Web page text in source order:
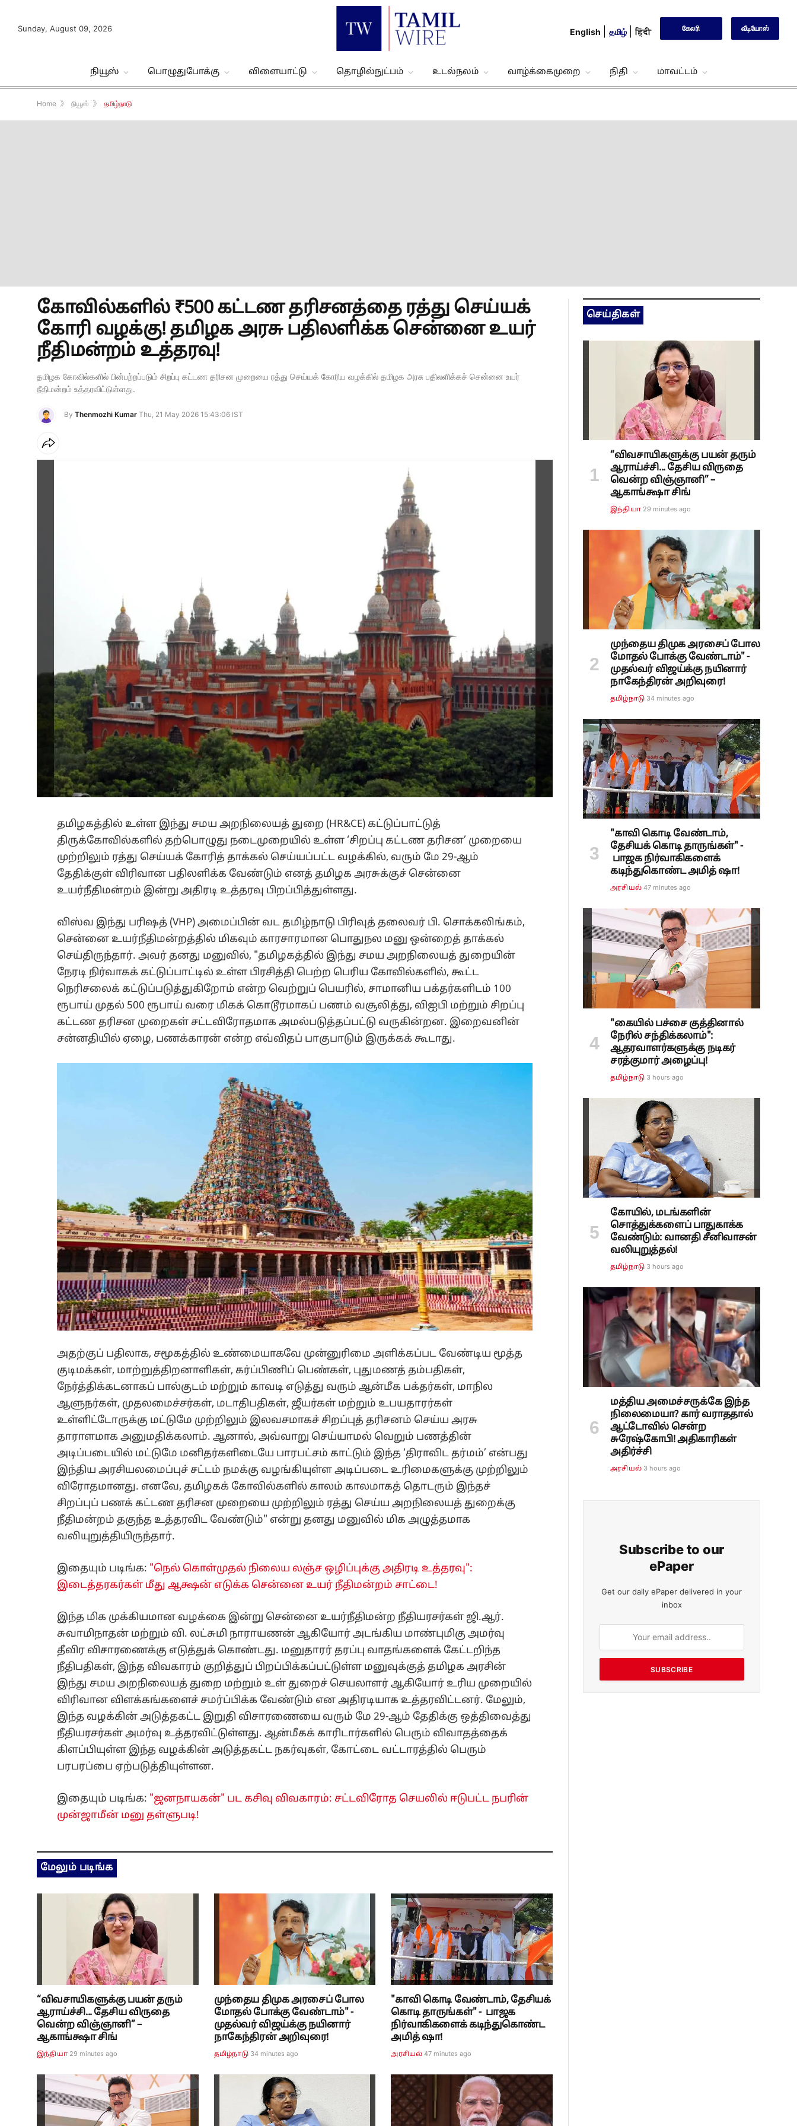
Sunday, August 09, 2026 English தமிழ் हिंदी கேலரி வீடியோஸ்
நியூஸ் பொழுதுபோக்கு விளையாட்டு தொழில்நுட்பம் உடல்நலம் வாழ்க்கைமுறை நிதி மாவட்டம்
Home 》 நியூஸ் 》 தமிழ்நாடு
கோவில்களில் ₹500 கட்டண தரிசனத்தை ரத்து செய்யக்
கோரி வழக்கு! தமிழக அரசு பதிலளிக்க சென்னை உயர்
நீதிமன்றம் உத்தரவு!
தமிழக கோவில்களில் பின்பற்றப்படும் சிறப்பு கட்டண தரிசன முறையை ரத்து செய்யக் கோரிய வழக்கில் தமிழக அரசு பதிலளிக்கச் சென்னை உயர்
நீதிமன்றம் உத்தரவிட்டுள்ளது.
By Thenmozhi Kumar Thu, 21 May 2026 15:43:06 IST
தமிழகத்தில் உள்ள இந்து சமய அறநிலையத் துறை (HR&CE) கட்டுப்பாட்டுத்
திருக்கோவில்களில் தற்பொழுது நடைமுறையில் உள்ள ‘சிறப்பு கட்டண தரிசன’ முறையை
முற்றிலும் ரத்து செய்யக் கோரித் தாக்கல் செய்யப்பட்ட வழக்கில், வரும் மே 29-ஆம்
தேதிக்குள் விரிவான பதிலளிக்க வேண்டும் எனத் தமிழக அரசுக்குச் சென்னை
உயர்நீதிமன்றம் இன்று அதிரடி உத்தரவு பிறப்பித்துள்ளது.
விஸ்வ இந்து பரிஷத் (VHP) அமைப்பின் வட தமிழ்நாடு பிரிவுத் தலைவர் பி. சொக்கலிங்கம்,
சென்னை உயர்நீதிமன்றத்தில் மிகவும் காரசாரமான பொதுநல மனு ஒன்றைத் தாக்கல்
செய்திருந்தார். அவர் தனது மனுவில், "தமிழகத்தில் இந்து சமய அறநிலையத் துறையின்
நேரடி நிர்வாகக் கட்டுப்பாட்டில் உள்ள பிரசித்தி பெற்ற பெரிய கோவில்களில், கூட்ட
நெரிசலைக் கட்டுப்படுத்துகிறோம் என்ற வெற்றுப் பெயரில், சாமானிய பக்தர்களிடம் 100
ரூபாய் முதல் 500 ரூபாய் வரை மிகக் கொடூரமாகப் பணம் வசூலித்து, விஐபி மற்றும் சிறப்பு
கட்டண தரிசன முறைகள் சட்டவிரோதமாக அமல்படுத்தப்பட்டு வருகின்றன. இறைவனின்
சன்னதியில் ஏழை, பணக்காரன் என்ற எவ்விதப் பாகுபாடும் இருக்கக் கூடாது.
அதற்குப் பதிலாக, சமூகத்தில் உண்மையாகவே முன்னுரிமை அளிக்கப்பட வேண்டிய மூத்த
குடிமக்கள், மாற்றுத்திறனாளிகள், கர்ப்பிணிப் பெண்கள், புதுமணத் தம்பதிகள்,
நேர்த்திக்கடனாகப் பால்குடம் மற்றும் காவடி எடுத்து வரும் ஆன்மீக பக்தர்கள், மாநில
ஆளுநர்கள், முதலமைச்சர்கள், மடாதிபதிகள், ஜீயர்கள் மற்றும் உபயதாரர்கள்
உள்ளிட்டோருக்கு மட்டுமே முற்றிலும் இலவசமாகச் சிறப்புத் தரிசனம் செய்ய அரசு
தாராளமாக அனுமதிக்கலாம். ஆனால், அவ்வாறு செய்யாமல் வெறும் பணத்தின்
அடிப்படையில் மட்டுமே மனிதர்களிடையே பாரபட்சம் காட்டும் இந்த ‘திராவிட தர்மம்’ என்பது
இந்திய அரசியலமைப்புச் சட்டம் நமக்கு வழங்கியுள்ள அடிப்படை உரிமைகளுக்கு முற்றிலும்
விரோதமானது. எனவே, தமிழகக் கோவில்களில் காலம் காலமாகத் தொடரும் இந்தச்
சிறப்புப் பணக் கட்டண தரிசன முறையை முற்றிலும் ரத்து செய்ய அறநிலையத் துறைக்கு
நீதிமன்றம் தகுந்த உத்தரவிட வேண்டும்" என்று தனது மனுவில் மிக அழுத்தமாக
வலியுறுத்தியிருந்தார்.
இதையும் படிங்க: "நெல் கொள்முதல் நிலைய லஞ்ச ஒழிப்புக்கு அதிரடி உத்தரவு":
இடைத்தரகர்கள் மீது ஆக்ஷன் எடுக்க சென்னை உயர் நீதிமன்றம் சாட்டை!
இந்த மிக முக்கியமான வழக்கை இன்று சென்னை உயர்நீதிமன்ற நீதியரசர்கள் ஜி.ஆர்.
சுவாமிநாதன் மற்றும் வி. லட்சுமி நாராயணன் ஆகியோர் அடங்கிய மாண்புமிகு அமர்வு
தீவிர விசாரணைக்கு எடுத்துக் கொண்டது. மனுதாரர் தரப்பு வாதங்களைக் கேட்டறிந்த
நீதிபதிகள், இந்த விவகாரம் குறித்துப் பிறப்பிக்கப்பட்டுள்ள மனுவுக்குத் தமிழக அரசின்
இந்து சமய அறநிலையத் துறை மற்றும் உள் துறைச் செயலாளர் ஆகியோர் உரிய முறையில்
விரிவான விளக்கங்களைச் சமர்ப்பிக்க வேண்டும் என அதிரடியாக உத்தரவிட்டனர். மேலும்,
இந்த வழக்கின் அடுத்தகட்ட இறுதி விசாரணையை வரும் மே 29-ஆம் தேதிக்கு ஒத்திவைத்து
நீதியரசர்கள் அமர்வு உத்தரவிட்டுள்ளது. ஆன்மீகக் காரிடார்களில் பெரும் விவாதத்தைக்
கிளப்பியுள்ள இந்த வழக்கின் அடுத்தகட்ட நகர்வுகள், கோட்டை வட்டாரத்தில் பெரும்
பரபரப்பை ஏற்படுத்தியுள்ளன.
இதையும் படிங்க: "ஜனநாயகன்" பட கசிவு விவகாரம்: சட்டவிரோத செயலில் ஈடுபட்ட நபரின்
முன்ஜாமீன் மனு தள்ளுபடி!
மேலும் படிங்க
“விவசாயிகளுக்கு பயன் தரும்
ஆராய்ச்சி... தேசிய விருதை
வென்ற விஞ்ஞானி” –
ஆகாங்க்ஷா சிங்
இந்தியா 29 minutes ago
முந்தைய திமுக அரசைப் போல
மோதல் போக்கு வேண்டாம்" -
முதல்வர் விஜய்க்கு நயினார்
நாகேந்திரன் அறிவுரை!
தமிழ்நாடு 34 minutes ago
"காவி கொடி வேண்டாம், தேசியக்
கொடி தாருங்கள்" - பாஜக
நிர்வாகிகளைக் கடிந்துகொண்ட
அமித் ஷா!
அரசியல் 47 minutes ago
செய்திகள்
“விவசாயிகளுக்கு பயன் தரும்
ஆராய்ச்சி... தேசிய விருதை
வென்ற விஞ்ஞானி” –
ஆகாங்க்ஷா சிங்
இந்தியா 29 minutes ago
முந்தைய திமுக அரசைப் போல
மோதல் போக்கு வேண்டாம்" -
முதல்வர் விஜய்க்கு நயினார்
நாகேந்திரன் அறிவுரை!
தமிழ்நாடு 34 minutes ago
"காவி கொடி வேண்டாம்,
தேசியக் கொடி தாருங்கள்" -
பாஜக நிர்வாகிகளைக்
கடிந்துகொண்ட அமித் ஷா!
அரசியல் 47 minutes ago
"கையில் பச்சை குத்தினால்
நேரில் சந்திக்கலாம்":
ஆதரவாளர்களுக்கு நடிகர்
சரத்குமார் அழைப்பு!
தமிழ்நாடு 3 hours ago
கோயில், மடங்களின்
சொத்துக்களைப் பாதுகாக்க
வேண்டும்: வானதி சீனிவாசன்
வலியுறுத்தல்!
தமிழ்நாடு 3 hours ago
மத்திய அமைச்சருக்கே இந்த
நிலைமையா? கார் வராததால்
ஆட்டோவில் சென்ற
சுரேஷ்கோபி! அதிகாரிகள்
அதிர்ச்சி
அரசியல் 3 hours ago
Subscribe to our
ePaper
Get our daily ePaper delivered in your
inbox
SUBSCRIBE